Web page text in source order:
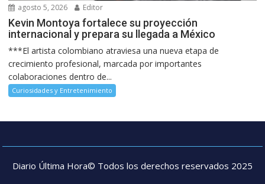
agosto 5, 2026 Editor
Kevin Montoya fortalece su proyección
internacional y prepara su llegada a México
***El artista colombiano atraviesa una nueva etapa de
crecimiento profesional, marcada por importantes
colaboraciones dentro de...
Curiosidades y Entretenimiento
Diario Última Hora© Todos los derechos reservados 2025